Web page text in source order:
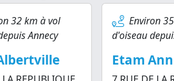
32 km à vol
Annecy
Environ
d'oiseau
Etam